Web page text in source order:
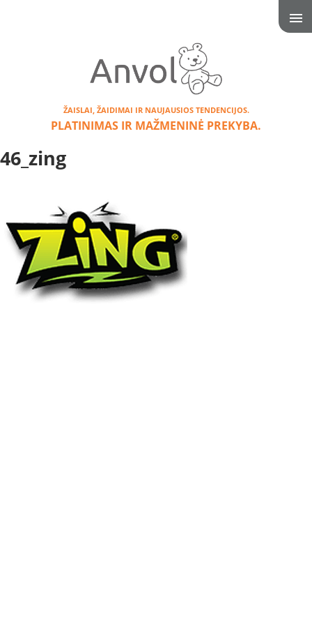
ŽAISLAI, ŽAIDIMAI IR NAUJAUSIOS TENDENCIJOS.
PLATINIMAS IR MAŽMENINĖ PREKYBA.
46_zing